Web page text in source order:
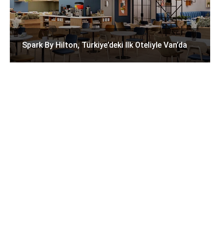
Spark By Hilton, Türkiye’deki Ilk Oteliyle Van’da